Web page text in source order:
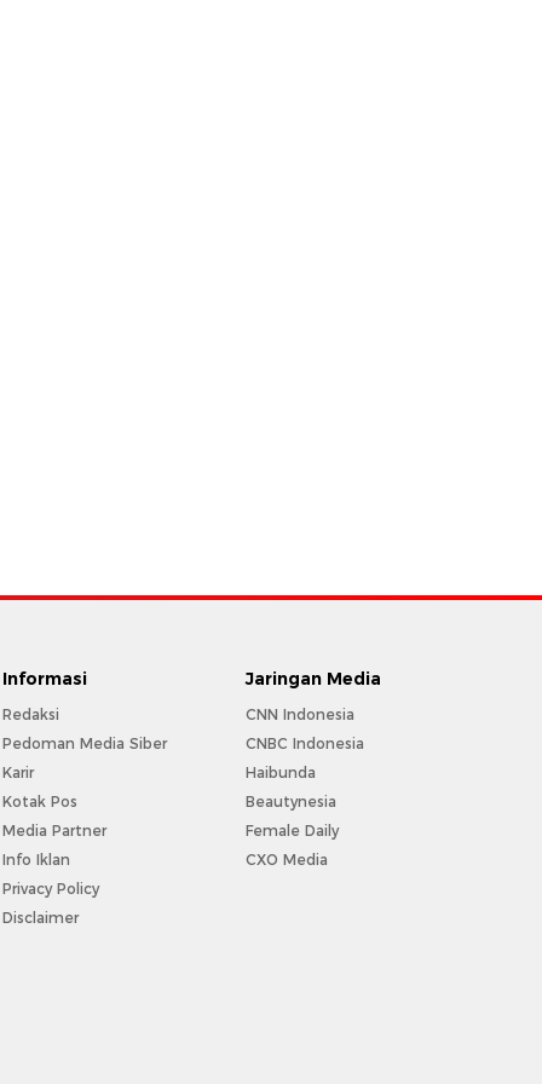
Informasi
Redaksi
Pedoman Media Siber
Karir
Kotak Pos
Media Partner
Info Iklan
Privacy Policy
Disclaimer
Jaringan Media
CNN Indonesia
CNBC Indonesia
Haibunda
Beautynesia
Female Daily
CXO Media